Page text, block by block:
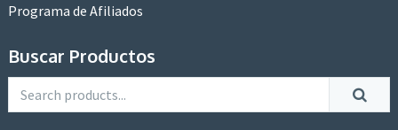
Programa de Afiliados
Buscar Productos